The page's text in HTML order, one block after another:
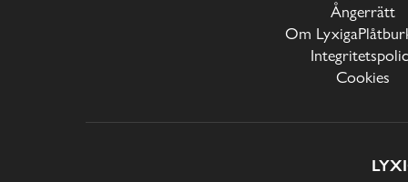
Ångerrätt
Om
Cookies